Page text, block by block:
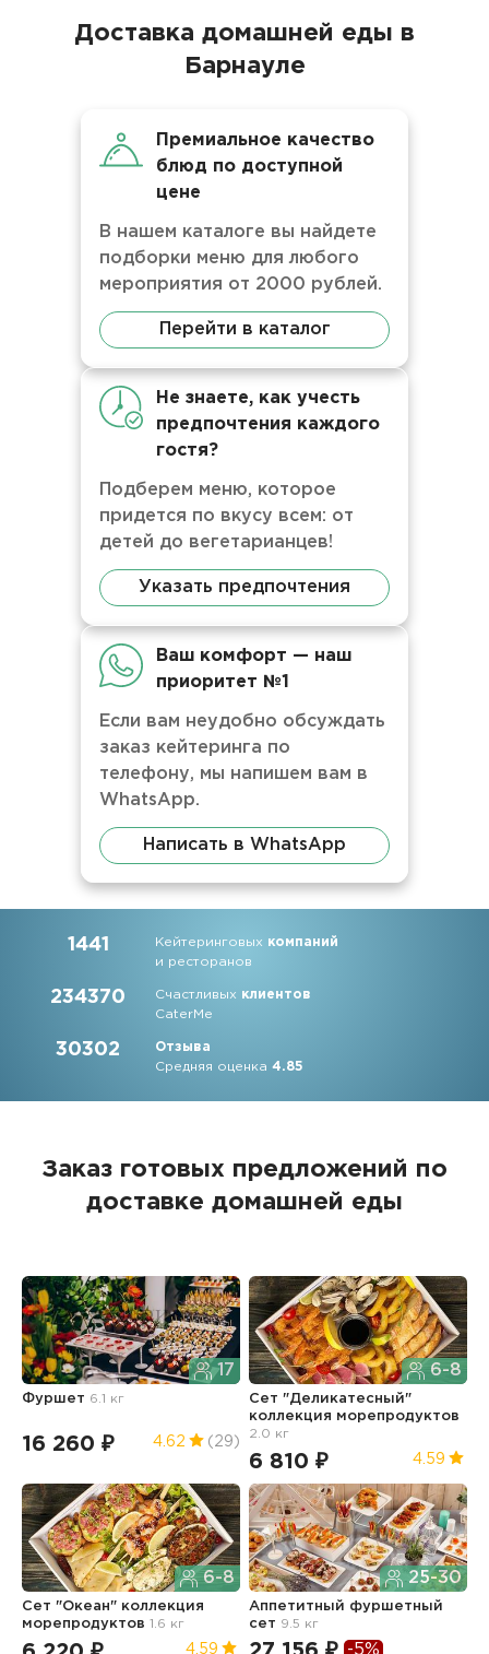
Доставка домашней еды в
Барнауле
Премиальное качество
блюд по доступной
цене
В нашем каталоге вы найдете
подборки меню для любого
мероприятия от 2000 рублей.
Перейти в каталог
Не знаете, как учесть
предпочтения каждого
гостя?
Подберем меню, которое
придется по вкусу всем: от
детей до вегетарианцев!
Указать предпочтения
Ваш комфорт — наш
приоритет №1
Если вам неудобно обсуждать
заказ кейтеринга по
телефону, мы напишем вам в
WhatsApp.
Написать в WhatsApp
1441 Кейтеринговых компаний
и ресторанов
234370 Счастливых клиентов
CaterMe
30302
Отзыва
Средняя оценка4.85
Заказ готовых предложений по
доставке домашней еды
17
Фуршет 6.1 кг
16 260 ₽ 4.62 (29)
6-8
Сет "Деликатесный"
коллекция морепродуктов
2.0 кг
6 810 ₽ 4.59
6-8
Сет "Океан" коллекция
морепродуктов1.6 кг
4.59
25-30
Аппетитный фуршетный
сет 9.5 кг
-5%